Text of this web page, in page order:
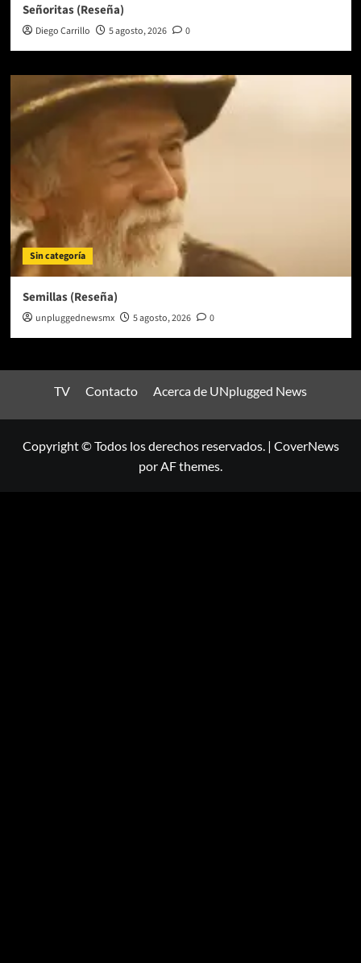
Señoritas (Reseña)
Diego Carrillo 5 agosto, 2026 0
Sin categoría
Semillas (Reseña)
unpluggednewsmx 5 agosto, 2026 0
TV Contacto Acerca de UNplugged News
Copyright © Todos los derechos reservados. | CoverNews
por AF themes.